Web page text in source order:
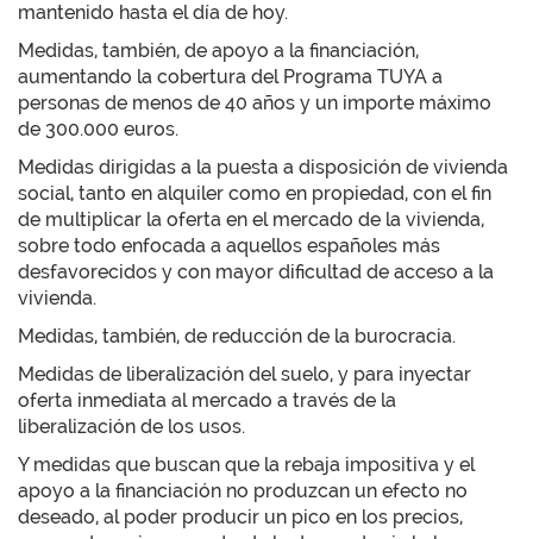
mantenido hasta el día de hoy.
Medidas, también, de apoyo a la financiación,
aumentando la cobertura del Programa TUYA a
personas de menos de 40 años y un importe máximo
de 300.000 euros.
Medidas dirigidas a la puesta a disposición de vivienda
social, tanto en alquiler como en propiedad, con el fin
de multiplicar la oferta en el mercado de la vivienda,
sobre todo enfocada a aquellos españoles más
desfavorecidos y con mayor dificultad de acceso a la
vivienda.
Medidas, también, de reducción de la burocracia.
Medidas de liberalización del suelo, y para inyectar
oferta inmediata al mercado a través de la
liberalización de los usos.
Y medidas que buscan que la rebaja impositiva y el
apoyo a la financiación no produzcan un efecto no
deseado, al poder producir un pico en los precios,